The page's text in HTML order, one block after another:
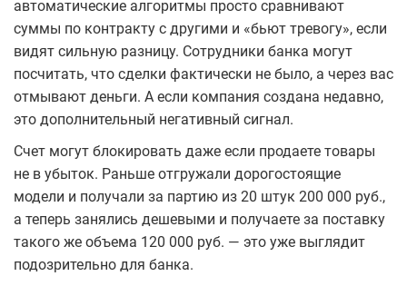
автоматические алгоритмы просто сравнивают
суммы по контракту с другими и «бьют тревогу», если
видят сильную разницу. Сотрудники банка могут
посчитать, что сделки фактически не было, а через вас
отмывают деньги. А если компания создана недавно,
это дополнительный негативный сигнал.
Счет могут блокировать даже если продаете товары
не в убыток. Раньше отгружали дорогостоящие
модели и получали за партию из 20 штук 200 000 руб.,
а теперь занялись дешевыми и получаете за поставку
такого же объема 120 000 руб. — это уже выглядит
подозрительно для банка.